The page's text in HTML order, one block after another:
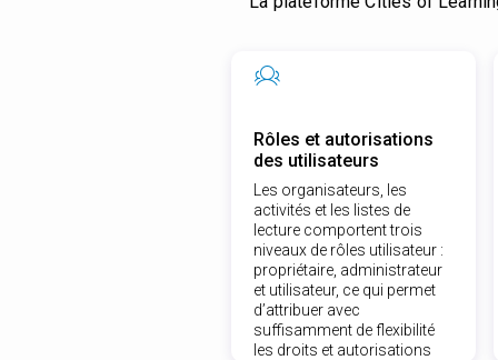
Rôles et autorisations
des utilisateurs
Les organisateurs, les
activités et les listes de
lecture comportent trois
niveaux de rôles utilisateur :
propriétaire, administrateur
et utilisateur, ce qui permet
d’attribuer avec
suffisamment de flexibilité
les droits et autorisations